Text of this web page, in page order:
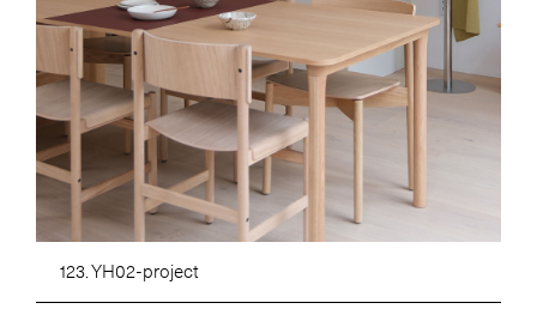
123. YH02-project